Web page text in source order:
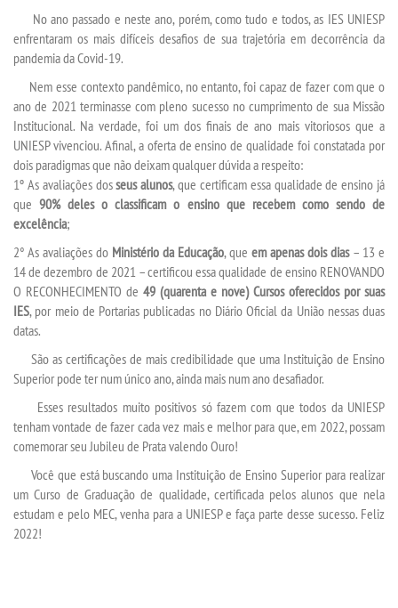
PUBLICAÇÕES
DESTAQUES
UNIESP NEWS
REPOSITÓRIO
MANUAIS
REGIMENTOS
DISCENTES
LOGIN
WEBMAIL
PORTAL DE ALUNOS
No ano passado e neste ano, porém, como tudo e todos, as IES UNIESP
enfrentaram os mais difíceis desafios de sua trajetória em decorrência da
pandemia da Covid-19.
Nem esse contexto pandêmico, no entanto, foi capaz de fazer com que o
ano de 2021 terminasse com pleno sucesso no cumprimento de sua Missão
Institucional. Na verdade, foi um dos finais de ano mais vitoriosos que a
UNIESP vivenciou. Afinal, a oferta de ensino de qualidade foi constatada por
dois paradigmas que não deixam qualquer dúvida a respeito:
1º As avaliações dosseus alunos, que certificam essa qualidade de ensino já
que90% deles o classificam o ensino que recebem como sendo de
excelência;
2° As avaliações do Ministério da Educação, que em apenas dois dias– 13 e
14 de dezembro de 2021 – certificou essa qualidade de ensino RENOVANDO
O RECONHECIMENTO de 49 (quarenta e nove) Cursos oferecidos por suas
IES, por meio de Portarias publicadas no Diário Oficial da União nessas duas
datas.
São as certificações de mais credibilidade que uma Instituição de Ensino
Superior pode ter num único ano, ainda mais num ano desafiador.
Esses resultados muito positivos só fazem com que todos da UNIESP
tenham vontade de fazer cada vez mais e melhor para que, em 2022, possam
comemorar seu Jubileu de Prata valendo Ouro!
Você que está buscando uma Instituição de Ensino Superior para realizar
um Curso de Graduação de qualidade, certificada pelos alunos que nela
estudam e pelo MEC, venha para a UNIESP e faça parte desse sucesso. Feliz
2022!